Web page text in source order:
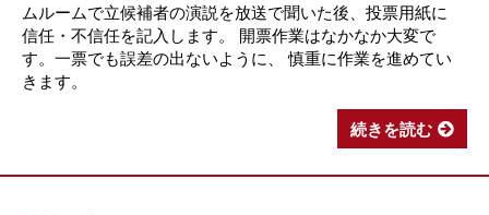
ムルームで立候補者の演説を放送で聞いた後、投票用紙に
信任・不信任を記入します。 開票作業はなかなか大変で
す。一票でも誤差の出ないように、 慎重に作業を進めてい
きます。
続きを読む